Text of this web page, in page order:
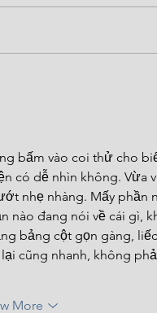
bấm vào coi thử cho
có dễ nhìn không. Vừa
nhẹ nhàng. Mấy phần
nào đang nói về cái gì,
bảng cột gọn gàng,
cũng nhanh, không
More